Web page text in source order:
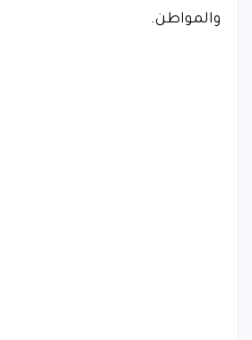
والمواطن.